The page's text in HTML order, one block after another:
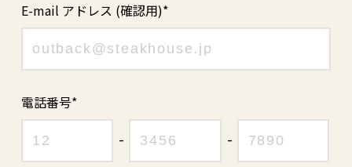
E-mail アドレス (確認用)*
電話番号*
- -